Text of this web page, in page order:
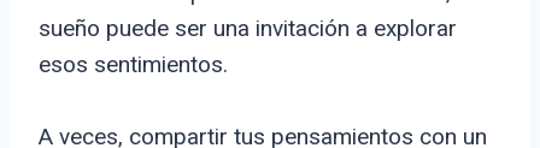
sueño puede ser una invitación a explorar
esos sentimientos.
A veces, compartir tus pensamientos con un